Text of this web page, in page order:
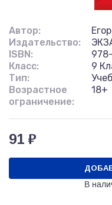
Автор:
Издательство:
ISBN:
Класс:
9
Тип:
Возрастное
ограничение:
18+
91 ₽
В